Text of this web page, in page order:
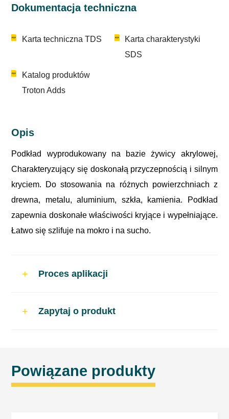
Dokumentacja techniczna
Karta techniczna TDS
Karta charakterystyki
SDS
Katalog produktów
Troton Adds
Opis
Podkład wyprodukowany na bazie żywicy akrylowej,
Charakteryzujący się doskonałą przyczepnością i silnym
kryciem. Do stosowania na różnych powierzchniach z
drewna, metalu, aluminium, szkła, kamienia. Podkład
zapewnia doskonałe właściwości kryjące i wypełniające.
Łatwo się szlifuje na mokro i na sucho.
Proces aplikacji
przeszlifować powierzchnię w celu
poprawy przyczepności.
Zapytaj o produkt
Powiązane produkty